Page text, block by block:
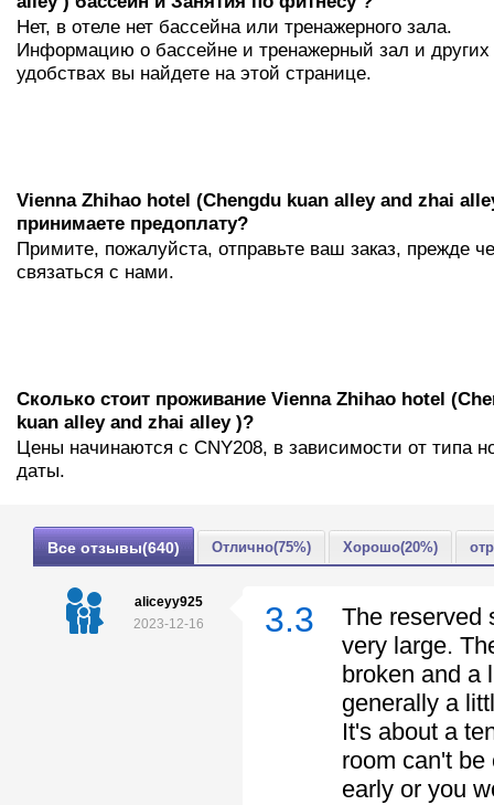
Нет, в отеле нет бассейна или тренажерного зала.
Информацию о бассейне и тренажерный зал и других
удобствах вы найдете на этой странице.
Vienna Zhihao hotel (Chengdu kuan alley and zhai
принимаете предоплату?
Примите, пожалуйста, отправьте ваш заказ, прежде
связаться с нами.
Сколько стоит проживаниe Vienna Zhihao hotel
kuan alley and zhai alley )?
Цены начинаются с CNY208, в зависимости от типа
даты.
Все отзывы(640) Отлично(75%) Хорошо(20%)
aliceyy925
2023-12-16
3.3
The reserved
very large.
broken and a
generally a
It's about a
room can't
early or you